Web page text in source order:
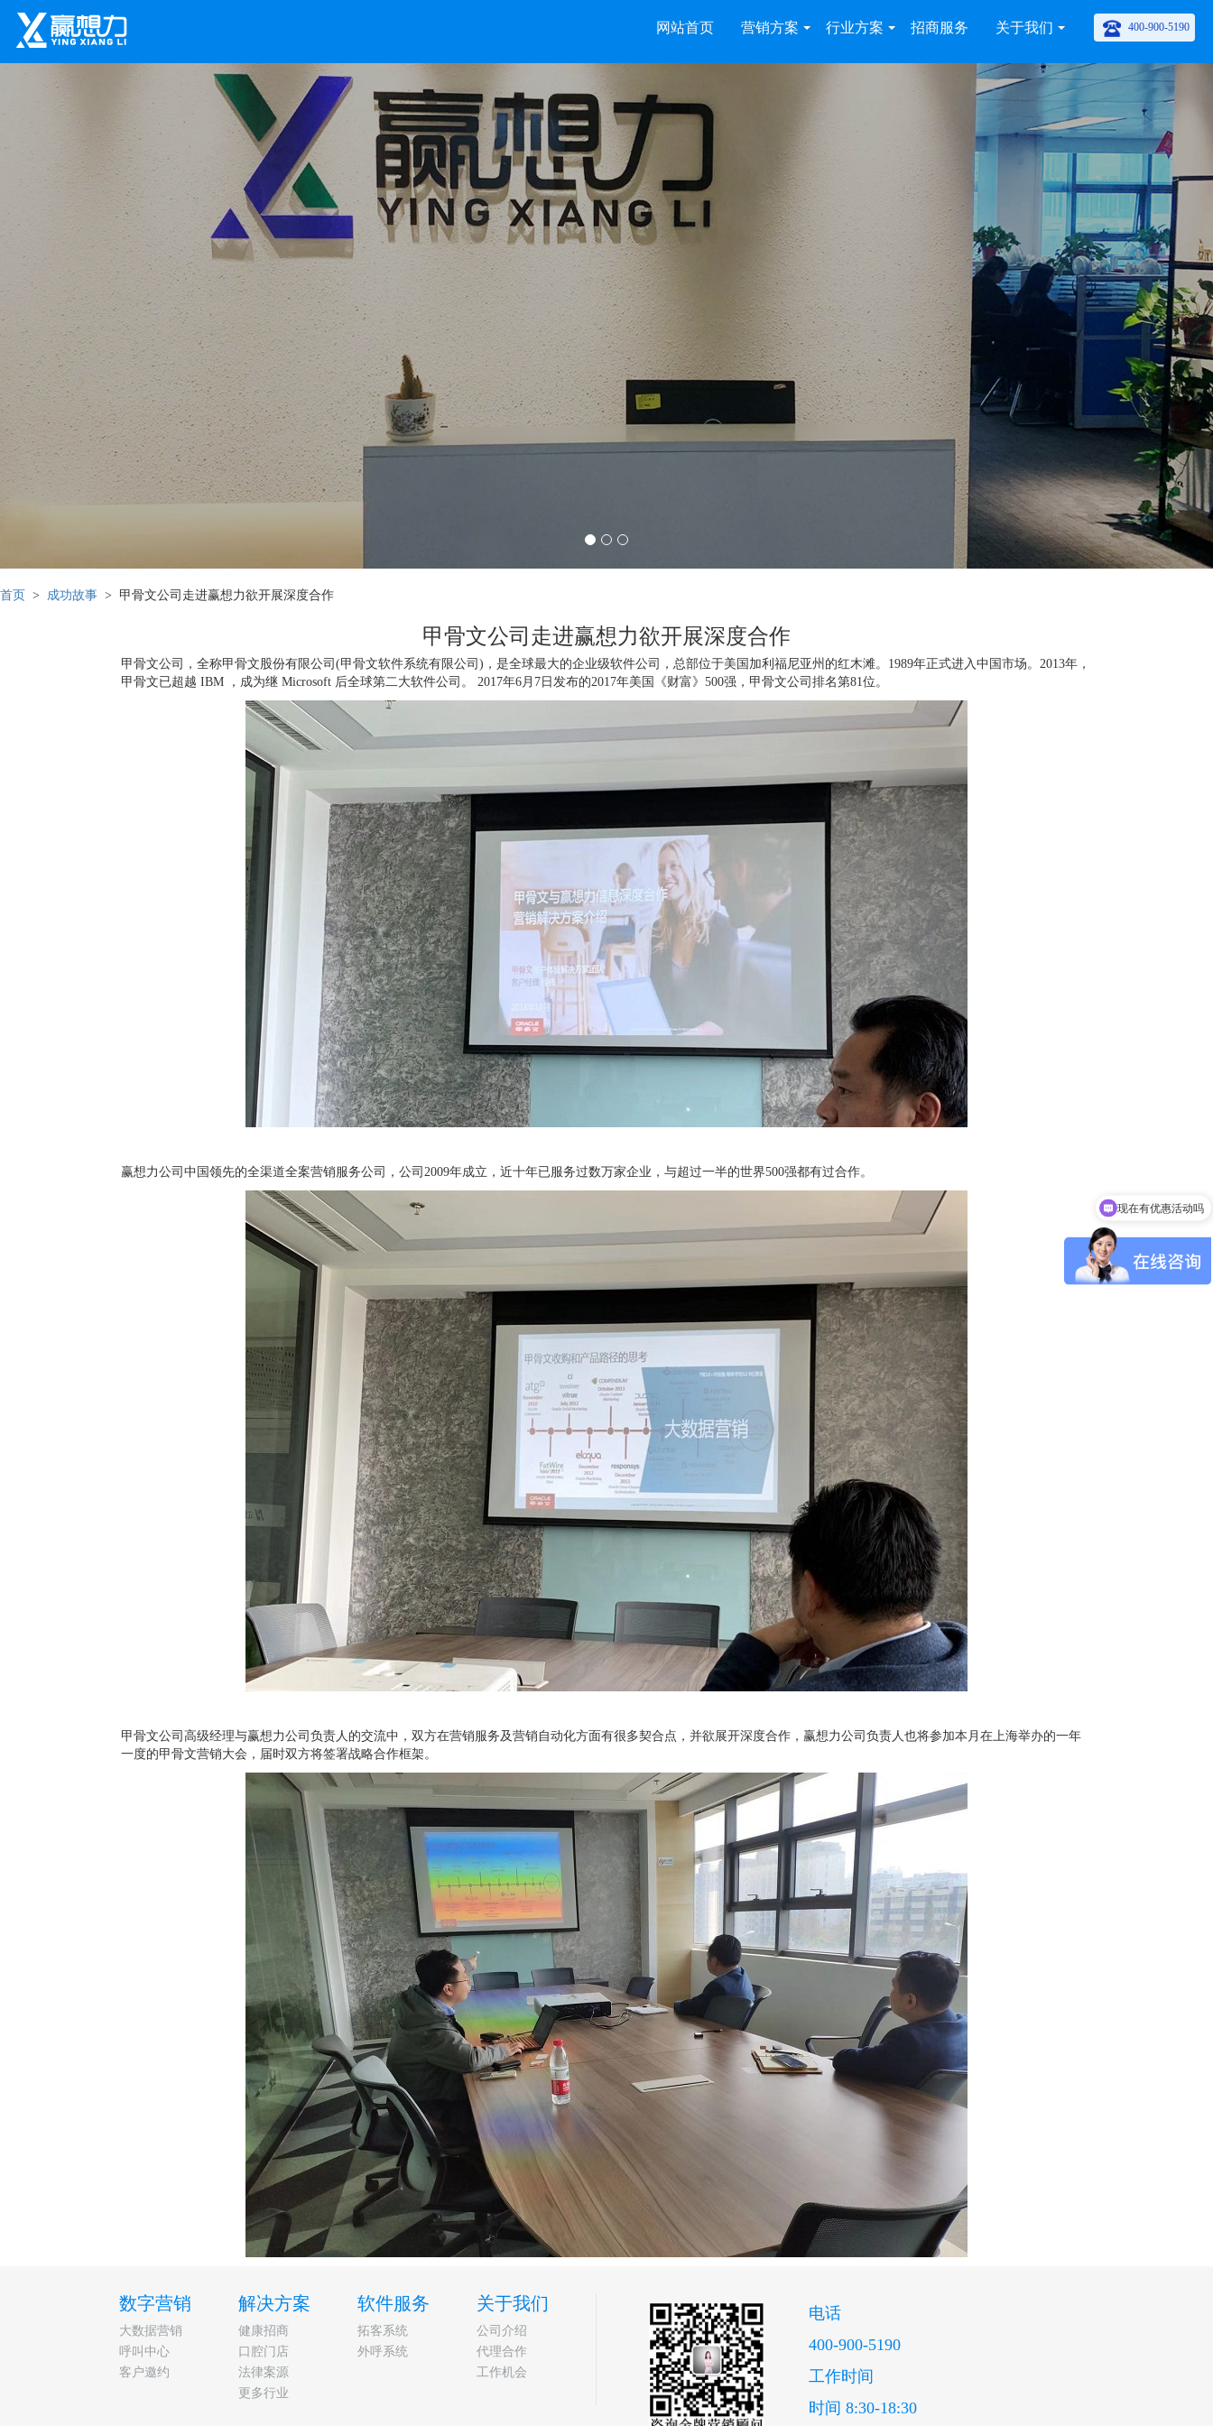
网站首页 营销方案 行业方案 招商服务 关于我们 400-900-5190
首页 > 成功故事 > 甲骨文公司走进赢想力欲开展深度合作
甲骨文公司走进赢想力欲开展深度合作
甲骨文公司，全称甲骨文股份有限公司(甲骨文软件系统有限公司)，是全球最大的企业级软件公司，总部位于美国加利福尼亚州的红木滩。1989年正式进入中国市场。2013年，
甲骨文已超越 IBM ，成为继 Microsoft 后全球第二大软件公司。 2017年6月7日发布的2017年美国《财富》500强，甲骨文公司排名第81位。
赢想力公司中国领先的全渠道全案营销服务公司，公司2009年成立，近十年已服务过数万家企业，与超过一半的世界500强都有过合作。
甲骨文公司高级经理与赢想力公司负责人的交流中，双方在营销服务及营销自动化方面有很多契合点，并欲展开深度合作，赢想力公司负责人也将参加本月在上海举办的一年
一度的甲骨文营销大会，届时双方将签署战略合作框架。
数字营销
大数据营销
呼叫中心
客户邀约
解决方案
健康招商
口腔门店
法律案源
更多行业
软件服务
拓客系统
外呼系统
关于我们
公司介绍
代理合作
工作机会
电话
400-900-5190
工作时间
时间 8:30-18:30
可以介绍下你们的产品么